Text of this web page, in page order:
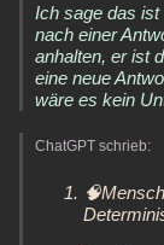
Ich sage das
nach einer
anhalten, er ist
eine neue
wäre es kein
ChatGPT schrieb: